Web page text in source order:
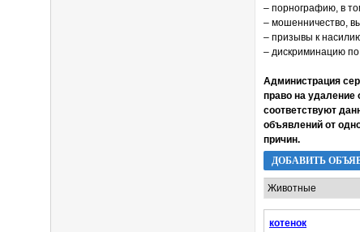
– порнографию, в
– мошенничество,
– призывы к
– дискриминацию по
Администрация
право на удаление
соответствуют
объявлений от
причин.
ДОБАВИТЬ
котенок